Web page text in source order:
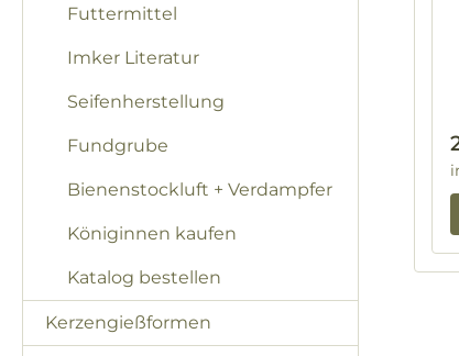
Futtermittel
Imker Literatur
Seifenherstellung
Fundgrube
Bienenstockluft + Verdampfer
Königinnen kaufen
Katalog bestellen
Kerzengießformen